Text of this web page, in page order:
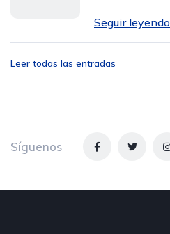
Seguir leyendo
Leer todas las entradas
Síguenos